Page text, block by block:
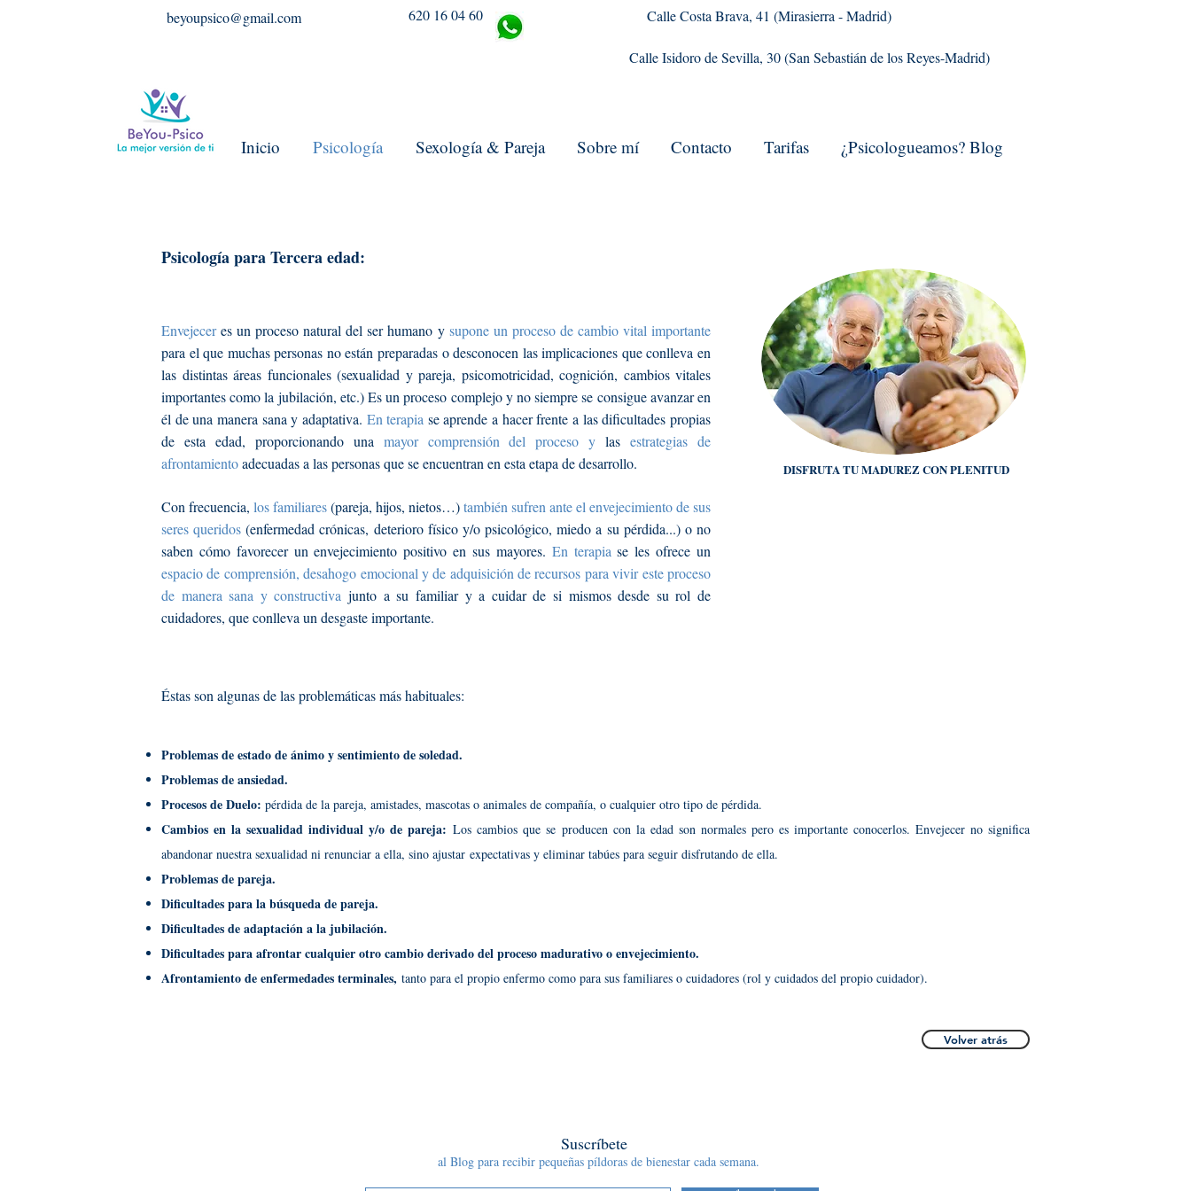
beyoupsico@gmail.com 620 16 04 60 Calle Costa Brava, 41 (Mirasierra - Madrid)
Inicio Psicología Sexología & Pareja Sobre mí Contacto Tarifas ¿Psicologueamos? Blog
Calle Isidoro de Sevilla, 30 (San Sebastián de los Reyes-Madrid)
Psicología para Tercera edad:
Envejeceres un proceso natural del ser humano y supone un proceso de cambio vital importante
para el que muchas personas no están preparadas o desconocen las implicaciones que conlleva en
las distintas áreas funcionales (sexualidad y pareja, psicomotricidad, cognición, cambios vitales
importantes como la jubilación, etc.) Es un proceso complejo y no siempre se consigue avanzar en
él de una manera sana y adaptativa. En terapia se aprende a hacer frente a las dificultades propias
de esta edad, proporcionando una mayor comprensión del proceso ylas estrategias de
afrontamientoadecuadasa las personas que se encuentran en esta etapa de desarrollo.
Con frecuencia, los familiares(pareja, hijos, nietos…)también sufren ante el envejecimiento de sus
seres queridos(enfermedad crónicas, deterioro físico y/o psicológico, miedo a su pérdida...) o no
saben cómo favorecer un envejecimiento positivo en sus mayores. En terapia se les ofrece un
espacio de comprensión, desahogo emocional y de adquisición de recursos para vivir este proceso
de manera sana y constructiva junto a su familiar y a cuidar de si mismos desde su rol de
cuidadores, que conlleva un desgaste importante.
DISFRUTA TU MADUREZ CON PLENITUD
Éstas son algunas de las problemáticas más habituales:
Problemas de estado de ánimo y sentimiento de soledad.
Problemas de ansiedad.
Procesos de Duelo: pérdida de la pareja, amistades, mascotas o animales de compañía, o cualquier otro tipo de pérdida.
Cambios en la sexualidad individual y/o de pareja:Los cambios que se producen con la edad son normales pero es importante conocerlos. Envejecer no significa
abandonar nuestra sexualidad ni renunciar a ella, sino ajustar expectativas y eliminar tabúes para seguir disfrutando de ella.
Problemas de pareja.
Dificultades para la búsqueda de pareja.
Dificultades de adaptación a la jubilación.
Dificultades para afrontar cualquier otro cambio derivado del proceso madurativo o envejecimiento.
Afrontamiento de enfermedades terminales, tanto para el propio enfermo como para sus familiares o cuidadores (rol y cuidados del propio cuidador).
Volver atrás
Suscríbete
al Blog para recibir pequeñas píldoras de bienestar cada semana.